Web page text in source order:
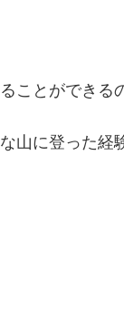
ことができる
山に登った経